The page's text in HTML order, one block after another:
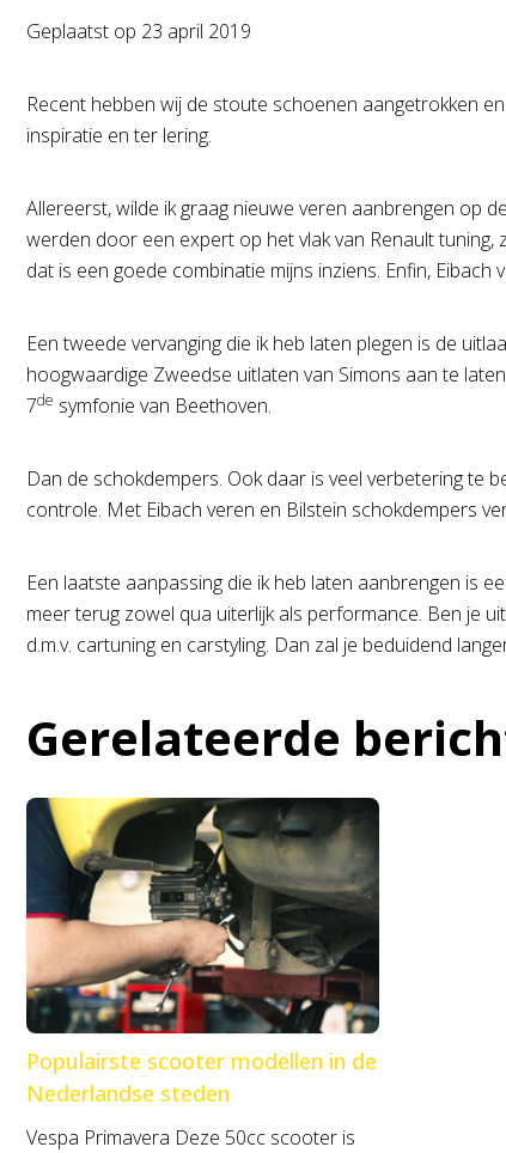
Geplaatst op 23 april 2019
Recent hebben wij de stoute schoenen aangetrokken
inspiratie en ter lering.
Allereerst, wilde ik graag nieuwe veren aanbrengen op
werden door een expert op het vlak van Renault tuning,
dat is een goede combinatie mijns inziens. Enfin,
Een tweede vervanging die ik heb laten plegen is de
hoogwaardige Zweedse uitlaten van Simons aan te
7de symfonie van Beethoven.
Dan de schokdempers. Ook daar is veel verbetering te
controle. Met Eibach veren en Bilstein schokdempers
Een laatste aanpassing die ik heb laten aanbrengen is
meer terug zowel qua uiterlijk als performance. Ben je
d.m.v. cartuning en carstyling. Dan zal je beduidend
Gerelateerde
Populairste scooter modellen in de
Nederlandse steden
Vespa Primavera Deze 50cc scooter is